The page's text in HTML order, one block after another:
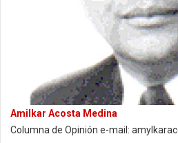
Amilkar Acosta Medina
Columna de Opinión e-mail: